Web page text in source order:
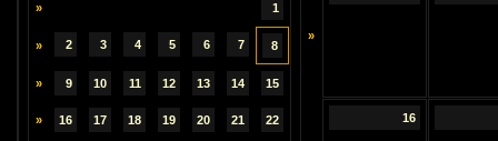
» 1
» 2 3 4 5 6 7 8
» 9 10 11 12 13 14 15
» 16 17 18 19 20 21 22
»
16